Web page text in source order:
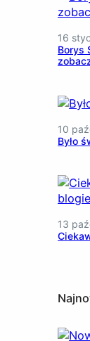
16
Borys
10
Było
13